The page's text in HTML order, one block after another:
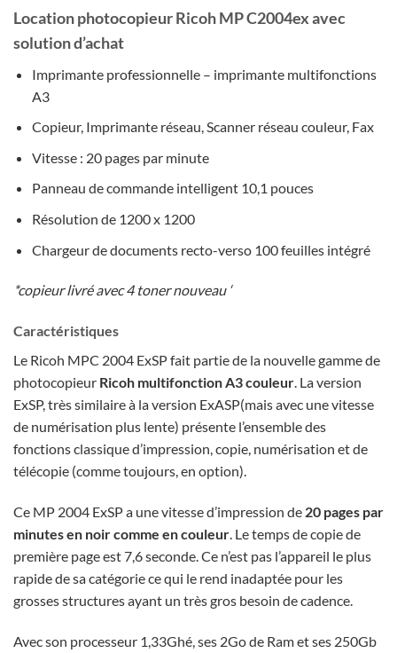
Location photocopieurRicoh MP C2004exavec
solution d’achat
Imprimante professionnelle – imprimante multifonctions
A3
Copieur, Imprimante réseau, Scanner réseau couleur, Fax
Vitesse : 20 pages par minute
Panneau de commande intelligent 10,1 pouces
Résolution de 1200 x 1200
Chargeur de documents recto-verso 100 feuilles intégré
*copieur livré avec 4 toner nouveau ‘
Caractéristiques
Le Ricoh MPC 2004 ExSP fait partie de la nouvelle gamme de
photocopieur Ricoh multifonction A3 couleur. La version
ExSP, très similaire à la version ExASP(mais avec une vitesse
de numérisation plus lente) présente l’ensemble des
fonctions classique d’impression, copie, numérisation et de
télécopie (comme toujours, en option).
Ce MP 2004 ExSP a une vitesse d’impression de 20 pages par
minutes en noir comme en couleur. Le temps de copie de
première page est 7,6 seconde. Ce n’est pas l’appareil le plus
rapide de sa catégorie ce qui le rend inadaptée pour les
grosses structures ayant un très gros besoin de cadence.
Avec son processeur 1,33Ghé, ses 2Go de Ram et ses 250Gb